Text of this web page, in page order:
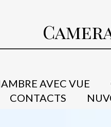
AVEC VUE
CONTACTS